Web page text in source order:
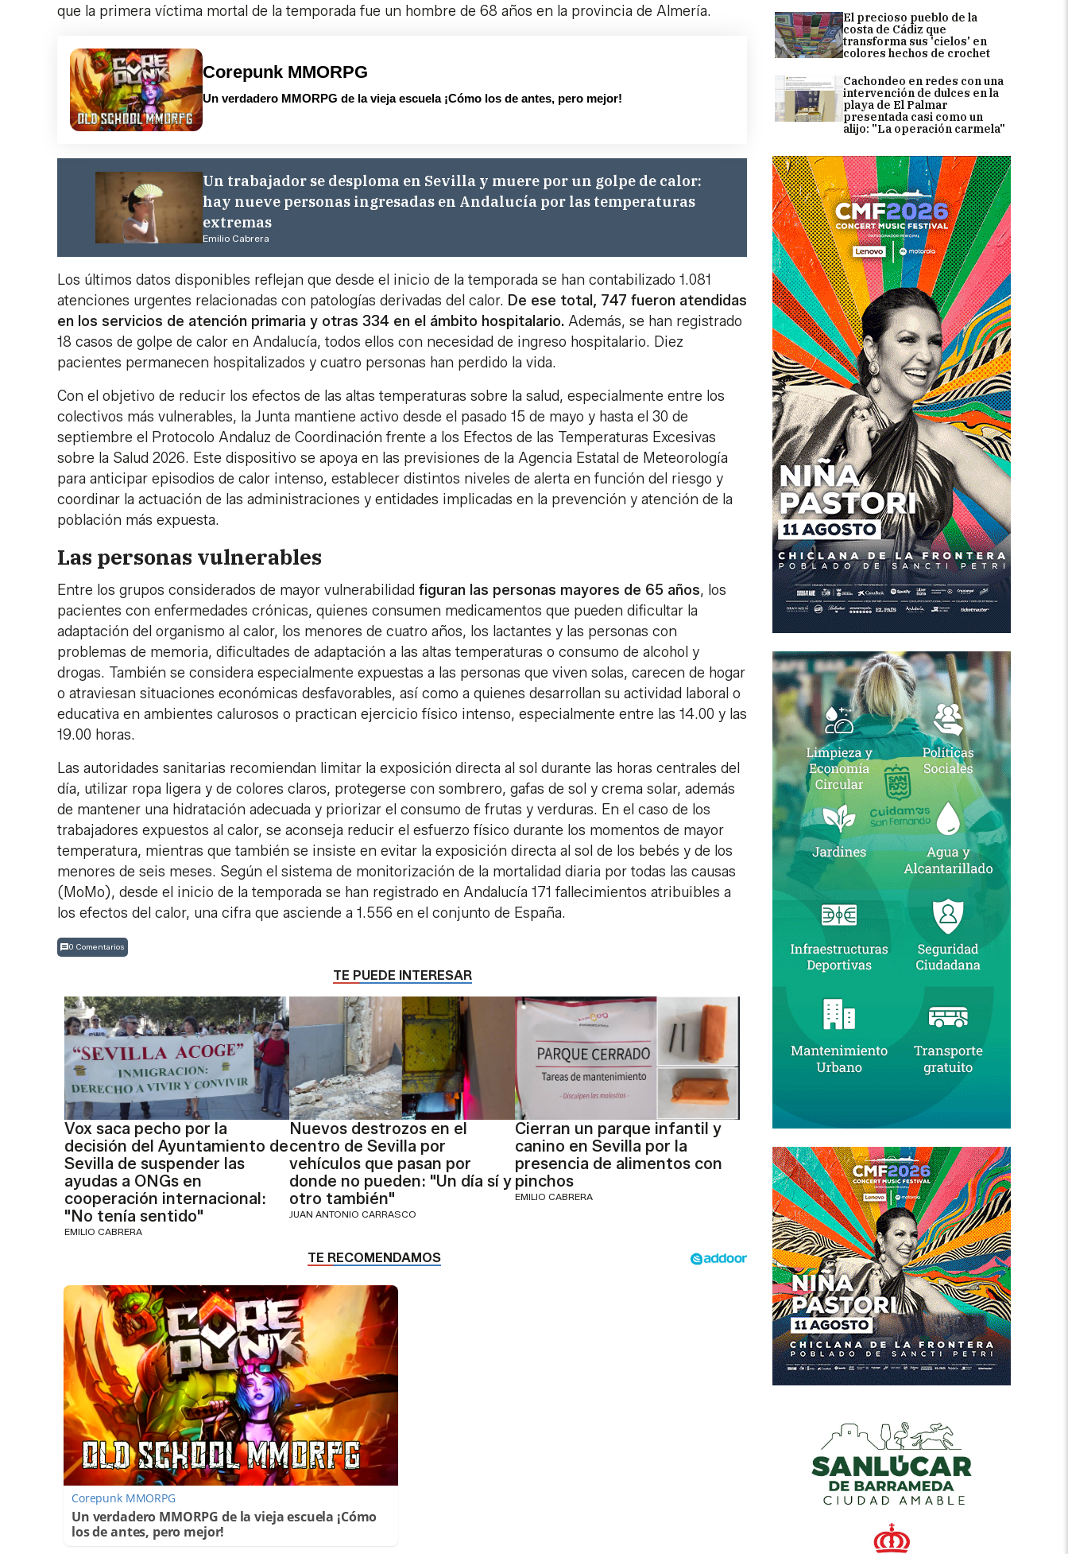
El precioso pueblo de la
costa de Cádiz que
transforma sus 'cielos' en
colores hechos de crochet
Cachondeo en redes con una
intervención de dulces en la
playa de El Palmar
presentada casi como un
alijo: "La operación carmela"
que la primera víctima mortal de la temporada fue un hombre de 68 años en la provincia de Almería.
Corepunk MMORPG
Un verdadero MMORPG de la vieja escuela ¡Cómo los de antes, pero mejor!
Un trabajador se desploma en Sevilla y muere por un golpe de calor:
hay nueve personas ingresadas en Andalucía por las temperaturas
extremas
Emilio Cabrera
Los últimos datos disponibles reflejan que desde el inicio de la temporada se han contabilizado 1.081
atenciones urgentes relacionadas con patologías derivadas del calor. De ese total, 747 fueron atendidas
en los servicios de atención primaria y otras 334 en el ámbito hospitalario. Además, se han registrado
18 casos de golpe de calor en Andalucía, todos ellos con necesidad de ingreso hospitalario. Diez
pacientes permanecen hospitalizados y cuatro personas han perdido la vida.
Con el objetivo de reducir los efectos de las altas temperaturas sobre la salud, especialmente entre los
colectivos más vulnerables, la Junta mantiene activo desde el pasado 15 de mayo y hasta el 30 de
septiembre el Protocolo Andaluz de Coordinación frente a los Efectos de las Temperaturas Excesivas
sobre la Salud 2026. Este dispositivo se apoya en las previsiones de la Agencia Estatal de Meteorología
para anticipar episodios de calor intenso, establecer distintos niveles de alerta en función del riesgo y
coordinar la actuación de las administraciones y entidades implicadas en la prevención y atención de la
población más expuesta.
Las personas vulnerables
Entre los grupos considerados de mayor vulnerabilidad figuran las personas mayores de 65 años, los
pacientes con enfermedades crónicas, quienes consumen medicamentos que pueden dificultar la
adaptación del organismo al calor, los menores de cuatro años, los lactantes y las personas con
problemas de memoria, dificultades de adaptación a las altas temperaturas o consumo de alcohol y
drogas. También se considera especialmente expuestas a las personas que viven solas, carecen de hogar
o atraviesan situaciones económicas desfavorables, así como a quienes desarrollan su actividad laboral o
educativa en ambientes calurosos o practican ejercicio físico intenso, especialmente entre las 14.00 y las
19.00 horas.
Las autoridades sanitarias recomiendan limitar la exposición directa al sol durante las horas centrales del
día, utilizar ropa ligera y de colores claros, protegerse con sombrero, gafas de sol y crema solar, además
de mantener una hidratación adecuada y priorizar el consumo de frutas y verduras. En el caso de los
trabajadores expuestos al calor, se aconseja reducir el esfuerzo físico durante los momentos de mayor
temperatura, mientras que también se insiste en evitar la exposición directa al sol de los bebés y de los
menores de seis meses. Según el sistema de monitorización de la mortalidad diaria por todas las causas
(MoMo), desde el inicio de la temporada se han registrado en Andalucía 171 fallecimientos atribuibles a
los efectos del calor, una cifra que asciende a 1.556 en el conjunto de España.
0 Comentarios
TE PUEDE INTERESAR
Vox saca pecho por la
decisión del Ayuntamiento de
Sevilla de suspender las
ayudas a ONGs en
cooperación internacional:
"No tenía sentido"
EMILIO CABRERA
Nuevos destrozos en el
centro de Sevilla por
vehículos que pasan por
donde no pueden: "Un día sí y
otro también"
JUAN ANTONIO CARRASCO
Cierran un parque infantil y
canino en Sevilla por la
presencia de alimentos con
pinchos
EMILIO CABRERA
Corepunk MMORPG
Un verdadero MMORPG de la vieja escuela ¡Cómo
los de antes, pero mejor!